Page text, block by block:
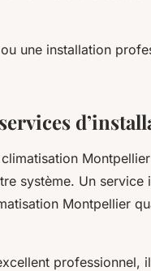
une installation
système. Un service
Montpellier